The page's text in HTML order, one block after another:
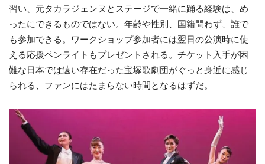
習い、元タカラジェンヌとステージで一緒に踊る経験は、め
ったにできるものではない。年齢や性別、国籍問わず、誰で
も参加できる。ワークショップ参加者には翌日の公演時に使
える応援ペンライトもプレゼントされる。チケット入手が困
難な日本では遠い存在だった宝塚歌劇団がぐっと身近に感じ
られる、ファンにはたまらない時間となるはずだ。